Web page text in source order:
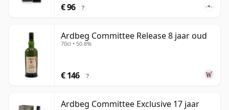
€ 96 ?
Ardbeg Committee Release 8 jaar oud
70cl • 50.8%
€ 146 ?
Ardbeg Committee Exclusive 17 jaar